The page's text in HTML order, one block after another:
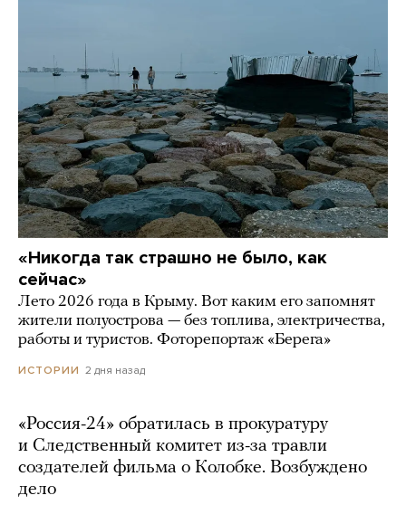
«Никогда так страшно не было, как
сейчас»
Лето 2026 года в Крыму. Вот каким его запомнят
жители полуострова — без топлива, электричества,
работы и туристов. Фоторепортаж «Берега»
ИСТОРИИ 2 дня назад
«Россия-24» обратилась в прокуратуру
и Следственный комитет из-за травли
создателей фильма о Колобке. Возбуждено
дело